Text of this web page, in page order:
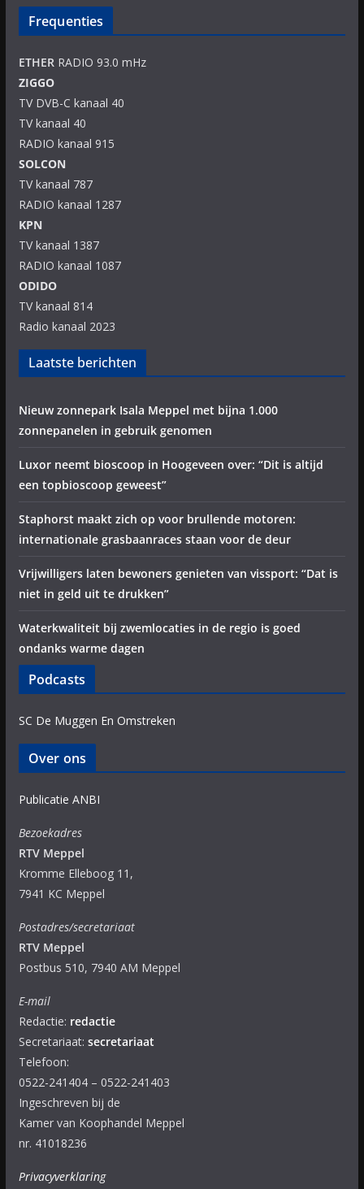
Frequenties
ETHERRADIO 93.0 mHz
ZIGGO
TV DVB-C kanaal 40
TV kanaal 40
RADIO kanaal 915
SOLCON
TV kanaal 787
RADIO kanaal 1287
KPN
TV kanaal 1387
RADIO kanaal 1087
ODIDO
TV kanaal 814
Radio kanaal 2023
Laatste berichten
Nieuw zonnepark Isala Meppel met bijna 1.000
zonnepanelen in gebruik genomen
Luxor neemt bioscoop in Hoogeveen over: “Dit is altijd
een topbioscoop geweest”
Staphorst maakt zich op voor brullende motoren:
internationale grasbaanraces staan voor de deur
Vrijwilligers laten bewoners genieten van vissport: “Dat is
niet in geld uit te drukken”
Waterkwaliteit bij zwemlocaties in de regio is goed
ondanks warme dagen
Podcasts
SC De Muggen En Omstreken
Over ons
Publicatie ANBI
Bezoekadres
RTV Meppel
Kromme Elleboog 11,
7941 KC Meppel
Postadres/secretariaat
RTV Meppel
Postbus 510, 7940 AM Meppel
E-mail
Redactie: redactie
Secretariaat: secretariaat
Telefoon:
0522-241404 – 0522-241403
Ingeschreven bij de
Kamer van Koophandel Meppel
nr. 41018236
Privacyverklaring